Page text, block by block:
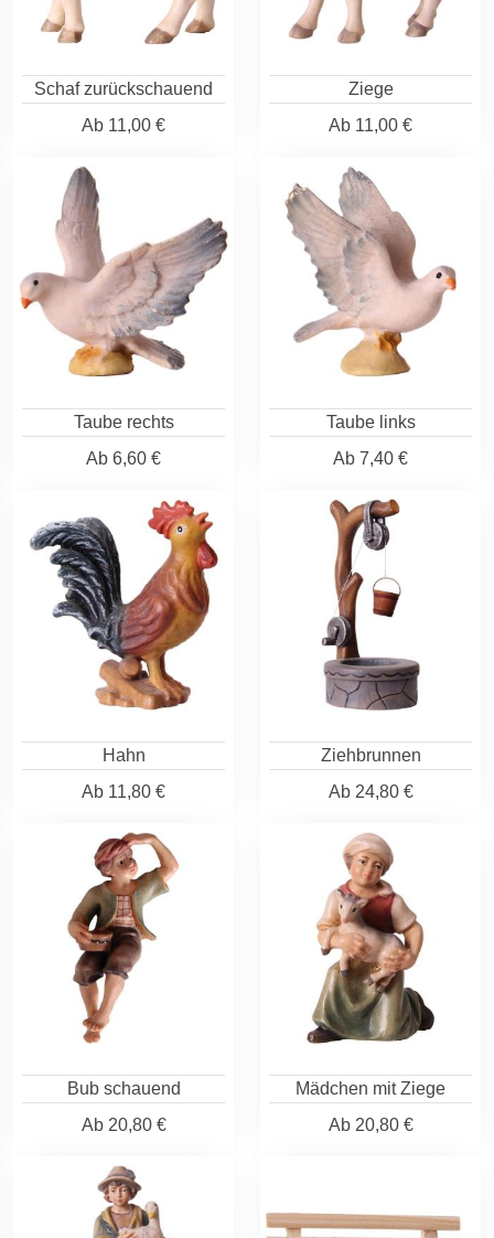
Schaf zurückschauend
Ab 11,00 €
Ziege
Ab 11,00 €
Taube rechts
Ab 6,60 €
Taube links
Ab 7,40 €
Hahn
Ab 11,80 €
Ziehbrunnen
Ab24,80 €
Bub schauend
Ab20,80 €
Mädchen mit Ziege
Ab20,80 €